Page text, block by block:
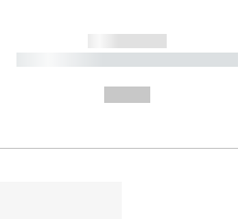
------------
----------- ----------- ----------